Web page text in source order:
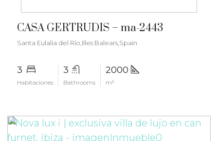
CASA GERTRUDIS – ma-2443
Santa Eulalia del Río,Illes Balears,Spain
3
Habitaciones
3
Bathrooms
2000
m²